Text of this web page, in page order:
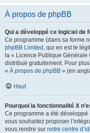
À propos de phpBB
Qui a développé ce logiciel de
Ce programme (dans sa forme
phpBB Limited , qui en est le
la « Licence Publique Générale
distribué gratuitement. Pour
« À propos de phpBB » (en
Haut
Pourquoi la fonctionnalité X
Ce programme a été
vous souhaitez proposer
vous rendre sur notre centre